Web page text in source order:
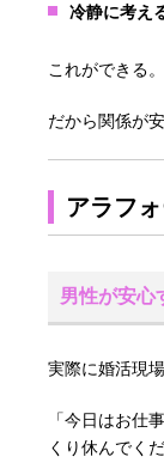
冷静に考え
これができる。
だから関係が
アラフ
男性が安心
実際に婚活現
「今日はお仕
くり休んでく